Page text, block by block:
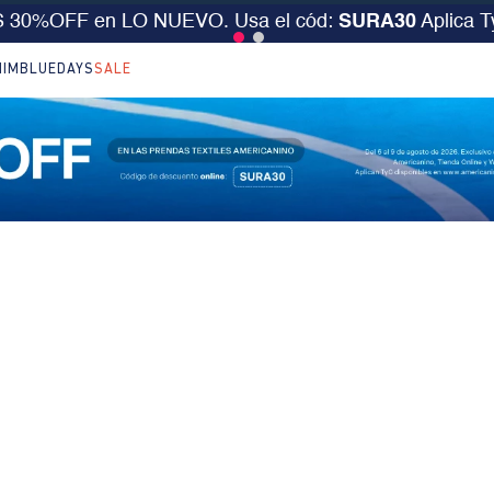
30%OFF en LO NUEVO. Usa el cód: SURA30 Aplica
BLUEDAYSSALE